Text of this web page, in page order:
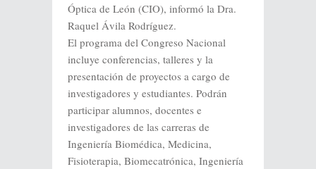
Óptica de León (CIO), informó la Dra.
Raquel Ávila Rodríguez.
El programa del Congreso Nacional
incluye conferencias, talleres y la
presentación de proyectos a cargo de
investigadores y estudiantes. Podrán
participar alumnos, docentes e
investigadores de las carreras de
Ingeniería Biomédica, Medicina,
Fisioterapia, Biomecatrónica, Ingeniería